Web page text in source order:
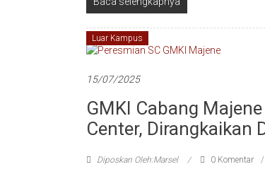
Luar Kampus
15/07/2025
GMKI Cabang
Center, Dirangkaikan
Diposkan Oleh:Marsel 0 Komentar